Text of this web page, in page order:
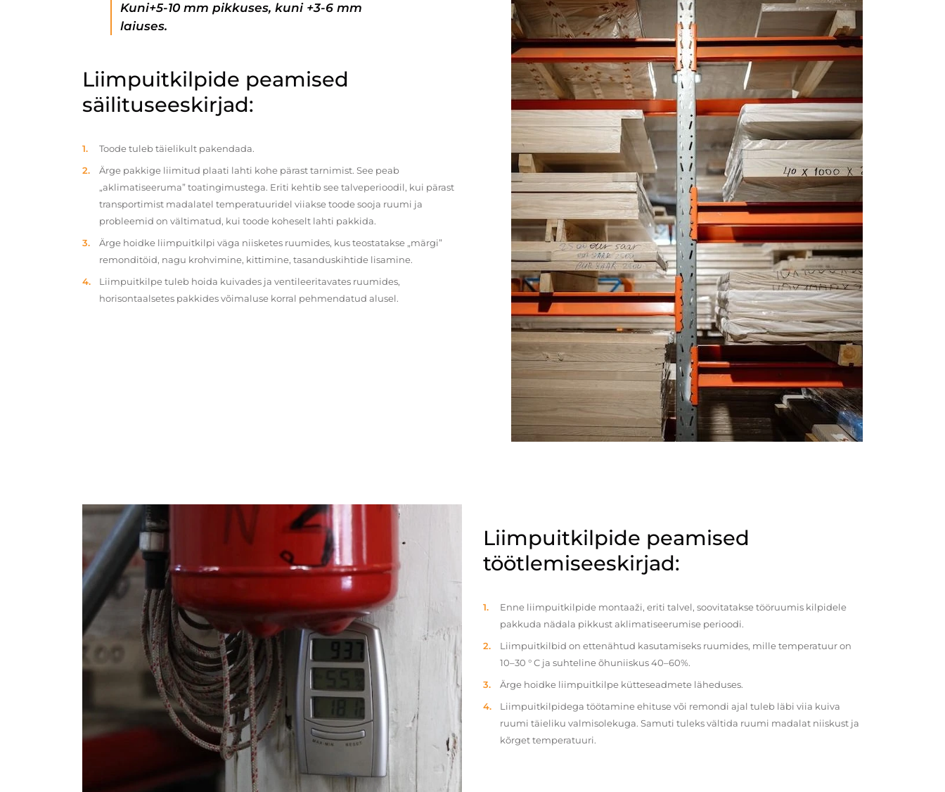
Kuni+5-10 mm pikkuses, kuni +3-6 mm
laiuses.
Liimpuitkilpide peamised
säilituseeskirjad:
Toode tuleb täielikult pakendada.
Ärge pakkige liimitud plaati lahti kohe pärast tarnimist. See peab
„aklimatiseeruma” toatingimustega. Eriti kehtib see talveperioodil, kui pärast
transportimist madalatel temperatuuridel viiakse toode sooja ruumi ja
probleemid on vältimatud, kui toode koheselt lahti pakkida.
Ärge hoidke liimpuitkilpi väga niisketes ruumides, kus teostatakse „märgi”
remonditöid, nagu krohvimine, kittimine, tasanduskihtide lisamine.
Liimpuitkilpe tuleb hoida kuivades ja ventileeritavates ruumides,
horisontaalsetes pakkides võimaluse korral pehmendatud alusel.
Liimpuitkilpide peamised
töötlemiseeskirjad:
Enne liimpuitkilpide montaaži, eriti talvel, soovitatakse tööruumis kilpidele
pakkuda nädala pikkust aklimatiseerumise perioodi.
Liimpuitkilbid on ettenähtud kasutamiseks ruumides, mille temperatuur on
10–30 ° C ja suhteline õhuniiskus 40–60%.
Ärge hoidke liimpuitkilpe kütteseadmete läheduses.
Liimpuitkilpidega töötamine ehituse või remondi ajal tuleb läbi viia kuiva
ruumi täieliku valmisolekuga. Samuti tuleks vältida ruumi madalat niiskust ja
kõrget temperatuuri.